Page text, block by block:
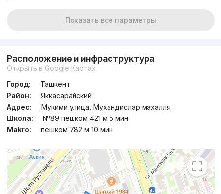
Показать все параметры
Расположение и инфраструктура
Открыть в Google Картах
Город:
Ташкент
Район:
Яккасарайский
Адрес:
Мукими улица, Мухандислар махалля
Школа:
№89 пешком 421 м 5 мин
Makro:
пешком 782 м 10 мин